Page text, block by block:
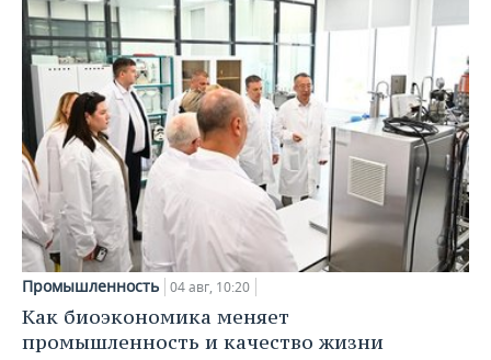
Промышленность 04 авг, 10:20
Как биоэкономика меняет
промышленность и качество жизни